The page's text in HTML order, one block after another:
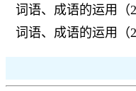
词语、成语的运用（
词语、成语的运用（